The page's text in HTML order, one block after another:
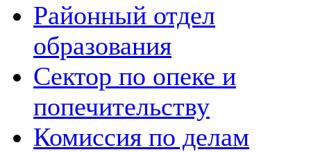
Районный отдел
образования
Сектор по опеке и
попечительству
Комиссия по делам